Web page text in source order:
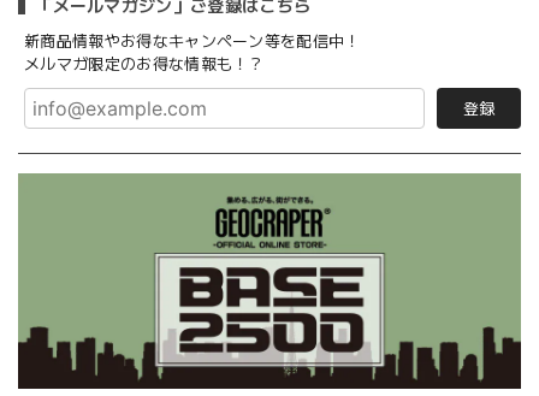
「メールマガジン」ご登録はこちら
新商品情報やお得なキャンペーン等を配信中！
メルマガ限定のお得な情報も！？
登録